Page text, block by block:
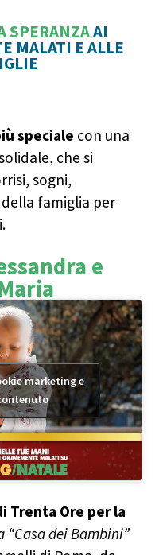
SPERANZAAI
MALATI E ALLE
speciale con una
che si
sogni,
famiglia per
e
marketing e
Trenta Ore per la
“Casa dei Bambini”